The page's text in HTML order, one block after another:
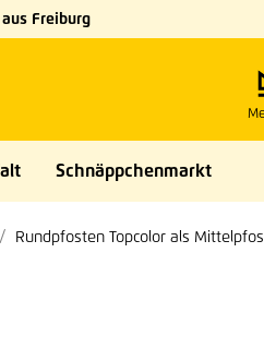
Freiburg
Schnäppchenmarkt
Rundpfosten Topcolor als